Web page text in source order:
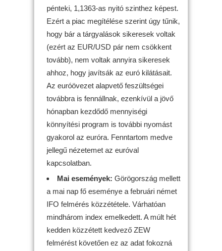
pénteki, 1,1363-as nyitó szinthez képest.
Ezért a piac megítélése szerint úgy tűnik,
hogy bár a tárgyalások sikeresek voltak
(ezért az EUR/USD pár nem csökkent
tovább), nem voltak annyira sikeresek
ahhoz, hogy javítsák az euró kilátásait.
Az euróövezet alapvető feszültségei
továbbra is fennállnak, ezenkívül a jövő
hónapban kezdődő mennyiségi
könnyítési program is további nyomást
gyakorol az euróra. Fenntartom medve
jellegű nézetemet az euróval
kapcsolatban.
Mai események: Görögország mellett
a mai nap fő eseménye a februári német
IFO felmérés közzététele. Várhatóan
mindhárom index emelkedett. A múlt hét
kedden közzétett kedvező ZEW
felmérést követően ez az adat fokozná